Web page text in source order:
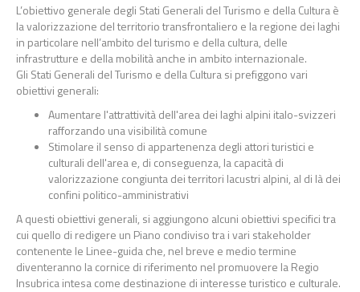
L’obiettivo generale degli Stati Generali del Turismo e della Cultura è
la valorizzazione del territoriotransfrontaliero e laregione dei laghi
in particolare nell’ambito delturismo e dellacultura, delle
infrastrutture e della mobilità anche in ambito internazionale.
Gli Stati Generali del Turismo e della Cultura si prefiggono vari
obiettivi generali:
Aumentare l'attrattivitàdell'area dei laghi alpini italo-svizzeri
rafforzando una visibilitàcomune
Stimolare il senso di appartenenza degli attori turistici e
culturali dell'areae, di conseguenza, lacapacitàdi
valorizzazione congiuntadeiterritori lacustri alpini, al di làdei
confini politico-amministrativi
A questi obiettivi generali, si aggiungono alcuni obiettivi specifici tra
cui quello di redigere un Piano condiviso tra i vari stakeholder
contenente le Linee-guidache, nel breve e mediotermine
diventeranno la cornice di riferimento nel promuovere la Regio
Insubrica intesa come destinazione di interesse turistico e culturale.